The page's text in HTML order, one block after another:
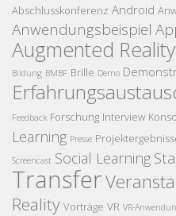
Abschlusskonferenz Android
Anwendungsbeispiel
Augmented Reality
Bildung BMBF Brille Demo
Feedback Forschung Interview
Learning Presse
Screencast Social Learning
Transfer
Reality Vorträge VR VR-